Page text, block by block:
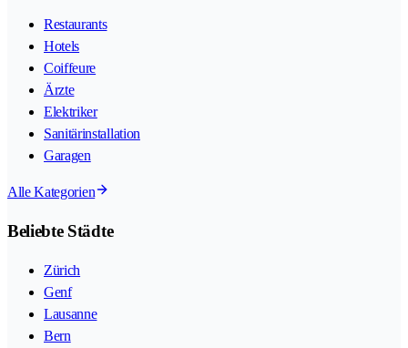
Restaurants
Hotels
Coiffeure
Ärzte
Elektriker
Sanitärinstallation
Garagen
Alle Kategorien
Beliebte Städte
Zürich
Genf
Lausanne
Bern